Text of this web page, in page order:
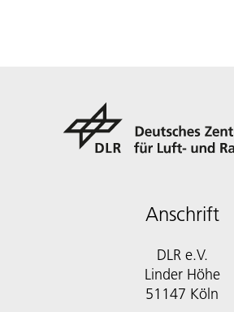
Anschrift
DLR e.V.
Linder Höhe
51147 Köln